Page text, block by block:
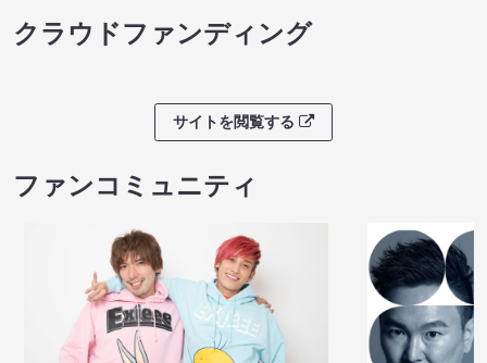
クラウドファンディング
サイトを閲覧する
ファンコミュニティ